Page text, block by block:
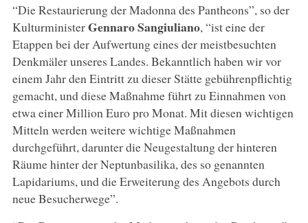
“Die Restaurierung der Madonna des Pantheons”, so der
KulturministerGennaro Sangiuliano, “ist eine der
Etappen bei der Aufwertung eines der meistbesuchten
Denkmäler unseres Landes. Bekanntlich haben wir vor
einem Jahr den Eintritt zu dieser Stätte gebührenpflichtig
gemacht, und diese Maßnahme führt zu Einnahmen von
etwa einer Million Euro pro Monat. Mit diesen wichtigen
Mitteln werden weitere wichtige Maßnahmen
durchgeführt, darunter die Neugestaltung der hinteren
Räume hinter der Neptunbasilika, des so genannten
Lapidariums, und die Erweiterung des Angebots durch
neue Besucherwege”.